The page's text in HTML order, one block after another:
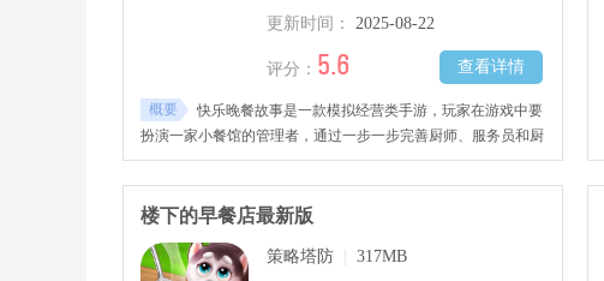
更新时间：
2025-08-22
查看详情
评分： 5.6
概要
快乐晚餐故事是一款模拟经营类手游，玩家在游戏中要
扮演一家小餐馆的管理者，通过一步一步完善厨师、服务员和厨
房设备，最终打造属于自己的餐饮王国，玩家要时刻关注客人的
需求与反馈，调整菜单和经营策略，不断优化与创新，成就一家
令人满意的完美餐厅。
楼下的早餐店最新版
策略塔防
317MB